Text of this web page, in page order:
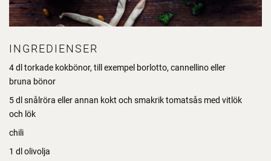
INGREDIENSER
4 dl torkade kokbönor, till exempel borlotto, cannellino eller
bruna bönor
5 dl snålröra eller annan kokt och smakrik tomatsås med vitlök
och lök
chili
1 dl olivolja